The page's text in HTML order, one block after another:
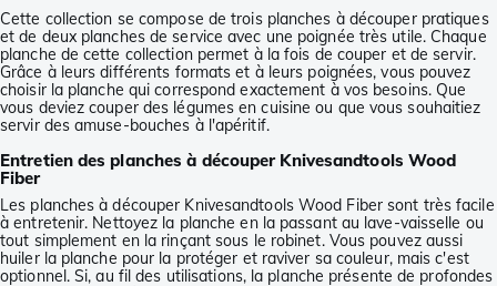
Cette collection se compose de trois planches à découper pratiques
et de deux planches de service avec une poignée très utile. Chaque
planche de cette collection permet à la fois de couper et de servir.
Grâce à leurs différents formats et à leurs poignées, vous pouvez
choisir la planche qui correspond exactement à vos besoins. Que
vous deviez couper des légumes en cuisine ou que vous souhaitiez
servir des amuse-bouches à l'apéritif.
Entretien des planches à découper Knivesandtools Wood
Fiber
Les planches à découper Knivesandtools Wood Fiber sont très facile
à entretenir. Nettoyez la planche en la passant au lave-vaisselle ou
tout simplement en la rinçant sous le robinet. Vous pouvez aussi
huiler la planche pour la protéger et raviver sa couleur, mais c'est
optionnel. Si, au fil des utilisations, la planche présente de profondes